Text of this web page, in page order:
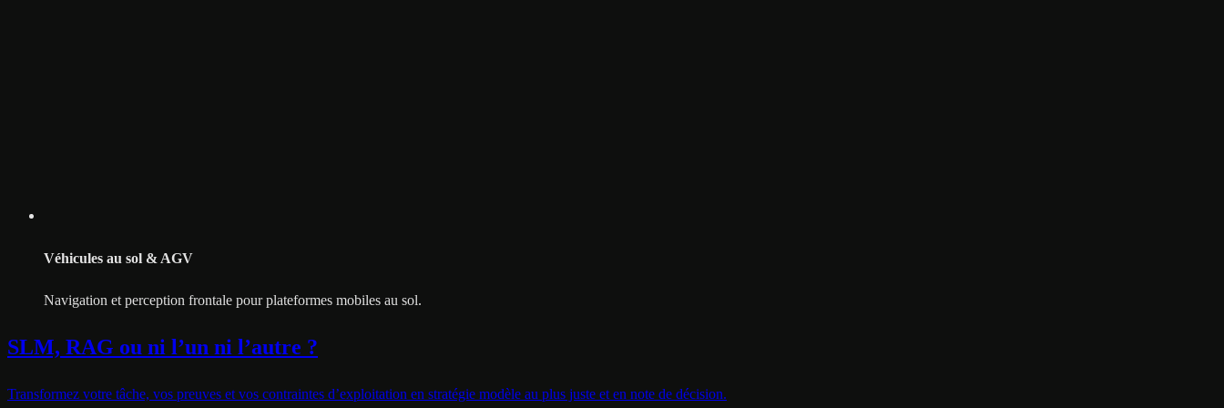
Véhicules au sol & AGV
Navigation et perception frontale pour plateformes mobiles au sol.
SLM, RAG ou ni l’un ni l’autre ?
Transformez votre tâche, vos preuves et vos contraintes d’exploitation en stratégie modèle au plus juste et en note de décision.